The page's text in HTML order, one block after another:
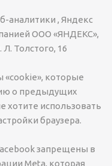
аналитики , Яндекс
ООО «ЯНДЕКС»,
Л. Толстого, 16
«cookie», которые
о предыдущих
хотите использовать
браузера.
запрещены в
Meta, которая